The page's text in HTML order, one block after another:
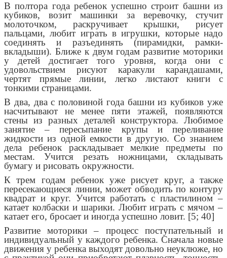
В полтора года ребенок успешно строит башни из
кубиков, возит машинки за веревочку, стучит
молоточком, раскручивает крышки, рисует
пальцами, любит играть в игрушки, которые надо
соединять и разъединять (пирамидки, рамки-
вкладыши). Ближе к двум годам развитие моторики
у детей достигает того уровня, когда они с
удовольствием рисуют каракули карандашами,
чертят прямые линии, легко листают книги с
тонкими страницами.
В два, два с половиной года башни из кубиков уже
насчитывают не менее пяти этажей, появляются
стены из разных деталей конструктора. Любимое
занятие – пересыпание крупы и переливание
жидкости из одной емкости в другую. Со знанием
дела ребенок раскладывает мелкие предметы по
местам. Учится резать ножницами, складывать
бумагу и рисовать окружности.
К трем годам ребенок уже рисует круг, а также
пересекающиеся линии, может обводить по контуру
квадрат и круг. Учится работать с пластилином –
катает колбаски и шарики. Любит играть с мячом –
катает его, бросает и иногда успешно ловит. [5; 40]
Развитие моторики – процесс поступательный и
индивидуальный у каждого ребенка. Сначала новые
движения у ребенка выходят довольно неуклюже, но